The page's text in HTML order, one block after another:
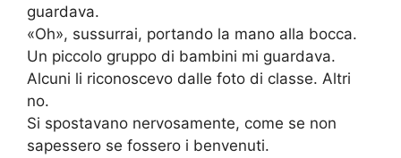
guardava.
«Oh», sussurrai, portando la mano alla bocca.
Un piccolo gruppo di bambini mi guardava.
Alcuni li riconoscevo dalle foto di classe. Altri
no.
Si spostavano nervosamente, come se non
sapessero se fossero i benvenuti.